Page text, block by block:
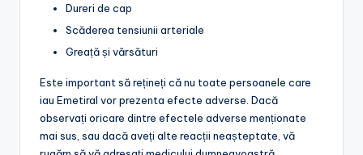
Dureri de cap
Scăderea tensiunii arteriale
Greață și vărsături
Este important să rețineți că nu toate persoanele care
iau Emetiral vor prezenta efecte adverse. Dacă
observați oricare dintre efectele adverse menționate
mai sus, sau dacă aveți alte reacții neașteptate, vă